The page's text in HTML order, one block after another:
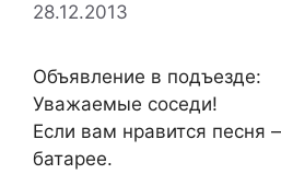
28.12.2013
Объявление в подъезде:
Уважаемые соседи!
Если вам нравится песня
батарее.